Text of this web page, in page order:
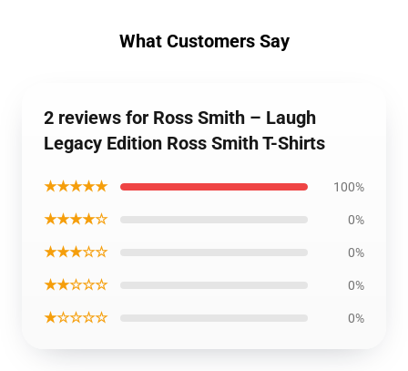
What Customers Say
2 reviews for Ross Smith – Laugh
Legacy Edition Ross Smith T-Shirts
★★★★★ 100%
★★★★☆ 0%
★★★☆☆ 0%
★★☆☆☆ 0%
★☆☆☆☆ 0%